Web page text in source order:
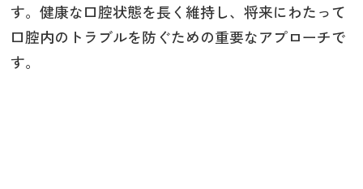
す。健康な口腔状態を長く維持し、将来にわたって
口腔内のトラブルを防ぐための重要なアプローチで
す。